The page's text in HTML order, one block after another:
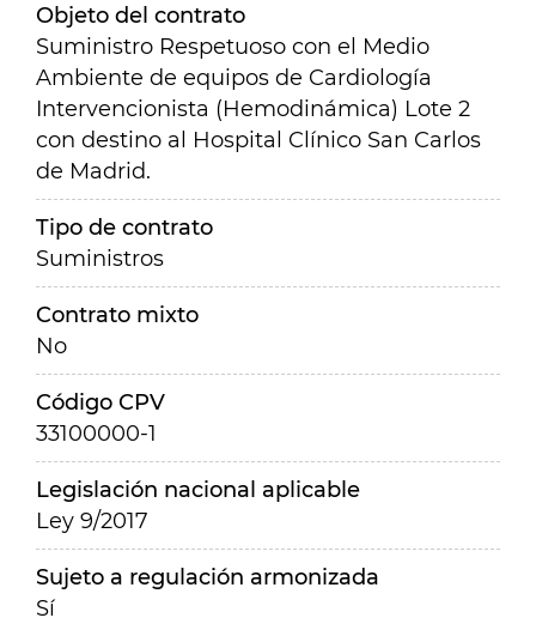
Objeto del contrato
Suministro Respetuoso con el Medio
Ambiente de equipos de Cardiología
Intervencionista (Hemodinámica) Lote 2
con destino al Hospital Clínico San Carlos
de Madrid.
Tipo de contrato
Suministros
Contrato mixto
No
Código CPV
33100000-1
Legislación nacional aplicable
Ley 9/2017
Sujeto a regulación armonizada
Sí